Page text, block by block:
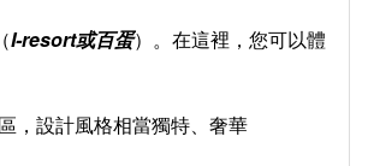
（I-resort或百蛋）。在這裡，您可以體
，設計風格相當獨特、奢華